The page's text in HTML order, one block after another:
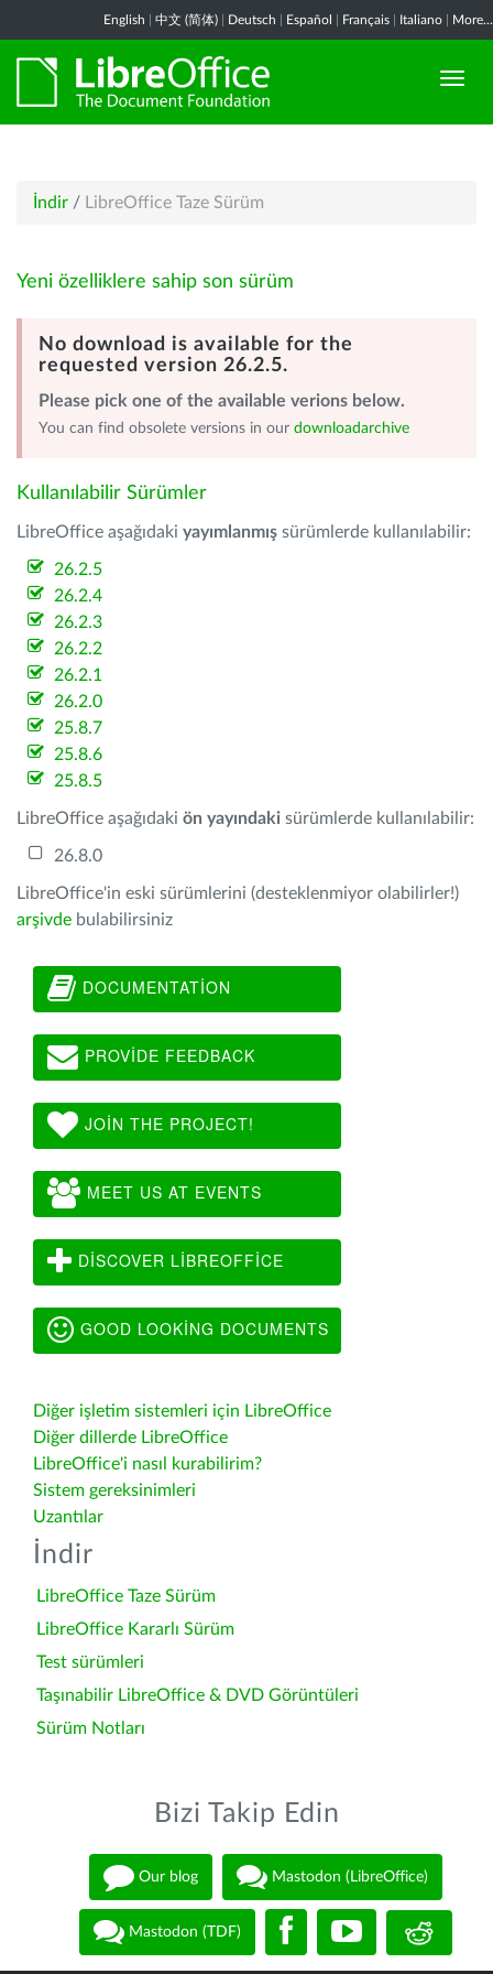
English 中文 (简体) Deutsch Español Français Italiano More...
İndir / LibreOffice Taze Sürüm
Yeni özelliklere sahip son sürüm
No download is available for the
requested version 26.2.5.
Please pick one of the available verions below.
You can find obsolete versions in our downloadarchive
Kullanılabilir Sürümler
LibreOffice aşağıdaki yayımlanmış sürümlerde kullanılabilir:
26.2.5
26.2.4
26.2.3
26.2.2
26.2.1
26.2.0
25.8.7
25.8.6
25.8.5
LibreOffice aşağıdaki ön yayındaki sürümlerde kullanılabilir:
26.8.0
LibreOffice'in eski sürümlerini (desteklenmiyor olabilirler!)
arşivde bulabilirsiniz
DOCUMENTATION
PROVIDE FEEDBACK
JOIN THE PROJECT!
MEET US AT EVENTS
DISCOVER LIBREOFFICE
GOOD LOOKING DOCUMENTS
Diğer işletim sistemleri için LibreOffice
Diğer dillerde LibreOffice
LibreOffice'i nasıl kurabilirim?
Sistem gereksinimleri
Uzantılar
İndir
LibreOffice Taze Sürüm
LibreOffice Kararlı Sürüm
Test sürümleri
Taşınabilir LibreOffice & DVD Görüntüleri
Sürüm Notları
Bizi Takip Edin
Our blog Mastodon (LibreOffice)
Mastodon (TDF)